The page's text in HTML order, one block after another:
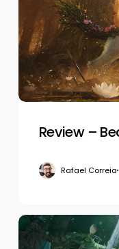
Reincarnation
Review –
Rafael Correia
Review
–